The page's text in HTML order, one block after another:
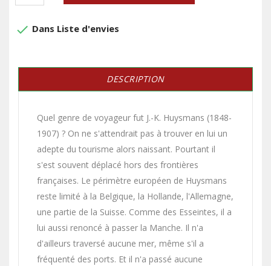
done Dans Liste d'envies
DESCRIPTION
Quel genre de voyageur fut J.-K. Huysmans (1848-
1907) ? On ne s'attendrait pas à trouver en lui un
adepte du tourisme alors naissant. Pourtant il
s'est souvent déplacé hors des frontières
françaises. Le périmètre européen de Huysmans
reste limité à la Belgique, la Hollande, l'Allemagne,
une partie de la Suisse. Comme des Esseintes, il a
lui aussi renoncé à passer la Manche. Il n'a
d'ailleurs traversé aucune mer, même s'il a
fréquenté des ports. Et il n'a passé aucune